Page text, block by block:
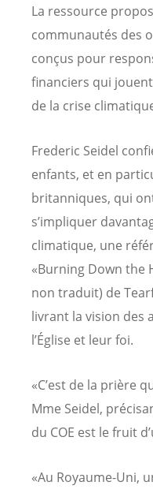
La ressource
communautés des
conçus pour
financiers qui
de la crise
Frederic Seidel
enfants, et en
britanniques, qui
s’impliquer
climatique, une
«Burning Down the
non traduit) de
livrant la vision des
l’Église et leur foi.
«C’est de la prière
Mme Seidel,
du COE est le fruit
«Au Royaume-Uni,